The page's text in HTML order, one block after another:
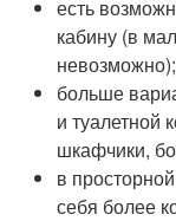
есть
кабину (в
невозможно);
больше
и туалетной
шкафчики,
в
себя более